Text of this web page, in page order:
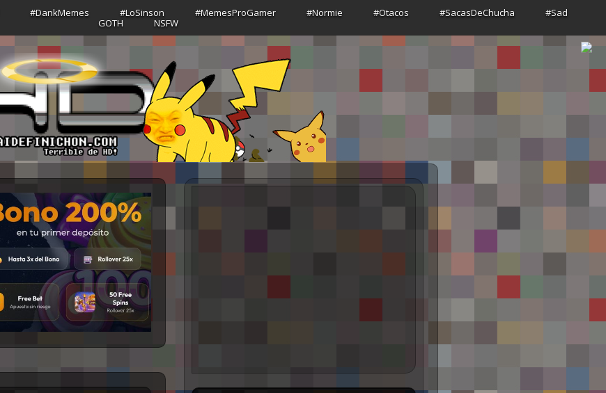
#DankMemes #LoSinson #MemesProGamer #Normie #Otacos #SacasDeChucha
#Sad
GOTH
NSFW